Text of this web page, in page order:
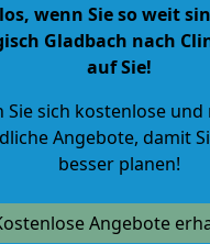
wenn Sie so weit
Gladbach nach
auf Sie!
Sie sich kostenlose
Angebote, damit
besser planen!
Angebote